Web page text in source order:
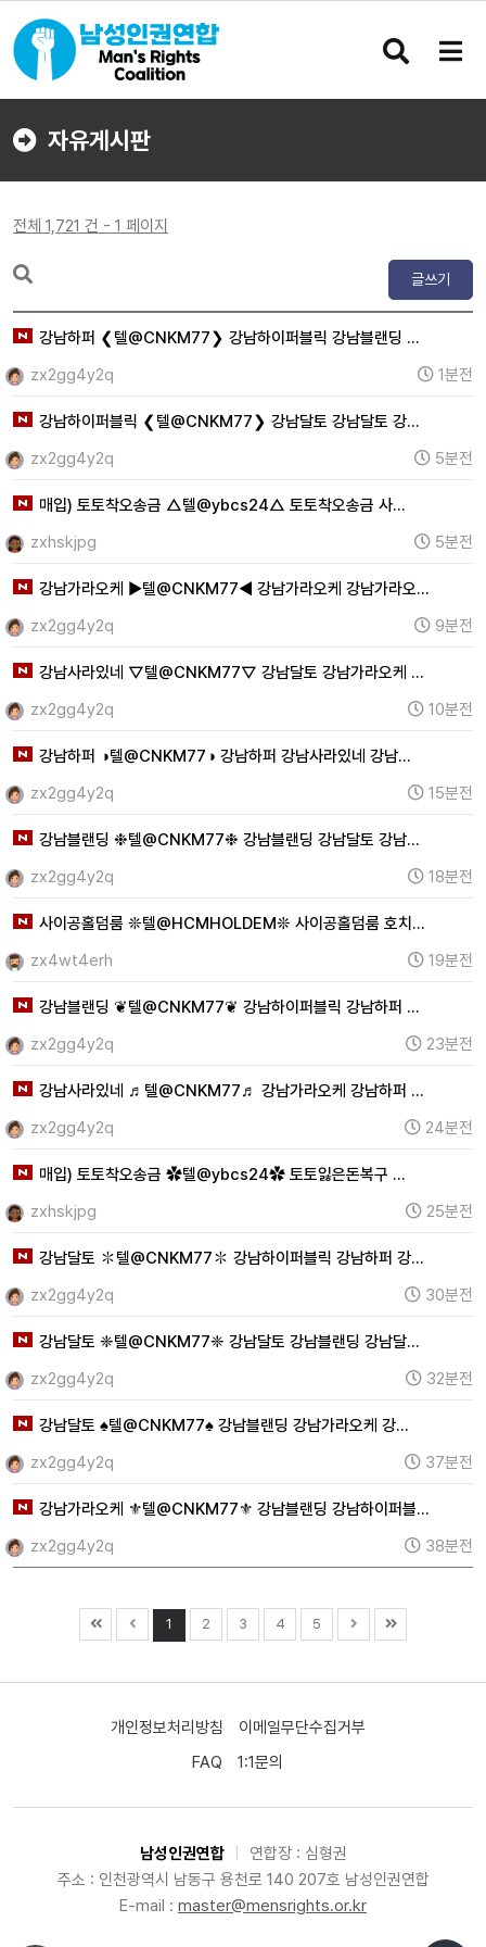
검
버
메
버
자유게시판
전체 1,721 건 - 1 페이지
글쓰기
강남하퍼 ❮텔@CNKM77❯ 강남하이퍼블릭 강남블랜딩 …
zx2gg4y2q
1분전
강남하이퍼블릭 ❮텔@CNKM77❯ 강남달토 강남달토 강…
zx2gg4y2q
5분전
매입) 토토착오송금 △텔@ybcs24△ 토토착오송금 사…
zxhskjpg
5분전
강남가라오케 ▶텔@CNKM77◀ 강남가라오케 강남가라오…
zx2gg4y2q
9분전
강남사라있네 ▽텔@CNKM77▽ 강남달토 강남가라오케 …
zx2gg4y2q
10분전
강남하퍼 ◑텔@CNKM77◑ 강남하퍼 강남사라있네 강남…
zx2gg4y2q
15분전
강남블랜딩 ❉텔@CNKM77❉ 강남블랜딩 강남달토 강남…
zx2gg4y2q
18분전
사이공홀덤룸 ❊텔@HCMHOLDEM❊ 사이공홀덤룸 호치…
zx4wt4erh
19분전
강남블랜딩 ❦텔@CNKM77❦ 강남하이퍼블릭 강남하퍼 …
zx2gg4y2q
23분전
강남사라있네 ♬텔@CNKM77♬ 강남가라오케 강남하퍼 …
zx2gg4y2q
24분전
매입) 토토착오송금 ✿텔@ybcs24✿ 토토잃은돈복구 …
zxhskjpg
25분전
강남달토 ✽텔@CNKM77✽ 강남하이퍼블릭 강남하퍼 강…
zx2gg4y2q
30분전
강남달토 ❈텔@CNKM77❈ 강남달토 강남블랜딩 강남달…
zx2gg4y2q
32분전
강남달토 ♠텔@CNKM77♠ 강남블랜딩 강남가라오케 강…
zx2gg4y2q
37분전
강남가라오케 ⚜텔@CNKM77⚜ 강남블랜딩 강남하이퍼블…
zx2gg4y2q
38분전
1 2 3 4 5
개인정보처리방침
이메일무단수집거부
FAQ
1:1문의
남성인권연합
연합장 : 심형권
주소 : 인천광역시 남동구 용천로 140 207호 남성인권연합
E-mail : master@mensrights.or.kr